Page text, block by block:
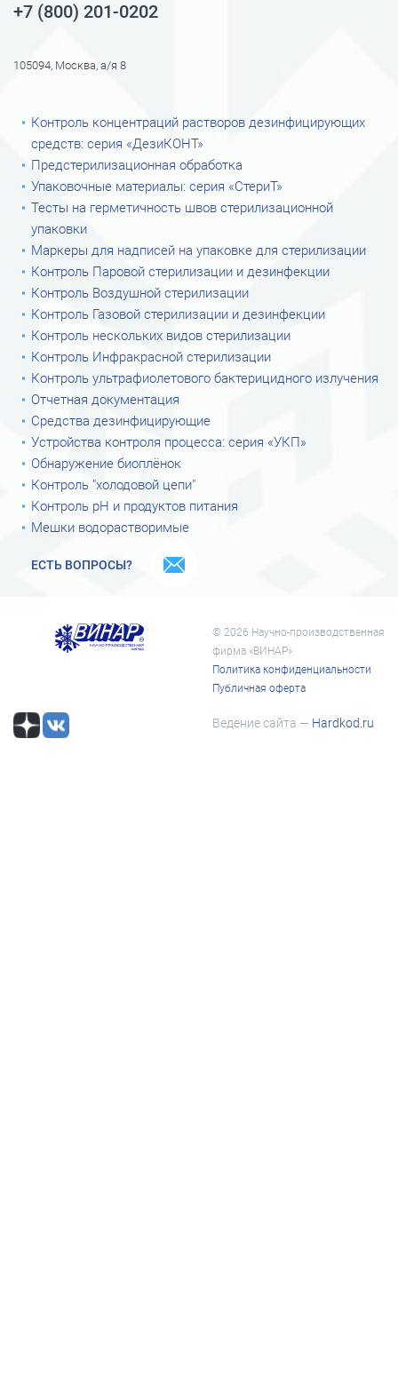
+7 (800) 201-0202
105094, Москва, а/я 8
Контроль концентраций растворов дезинфицирующих
средств: серия «ДезиКОНТ»
Предстерилизационная обработка
Упаковочные материалы: серия «СтериТ»
Тесты на герметичность швов стерилизационной
упаковки
Маркеры для надписей на упаковке для стерилизации
Контроль Паровой стерилизации и дезинфекции
Контроль Воздушной стерилизации
Контроль Газовой стерилизации и дезинфекции
Контроль нескольких видов стерилизации
Контроль Инфракрасной стерилизации
Контроль ультрафиолетового бактерицидного излучения
Отчетная документация
Средства дезинфицирующие
Устройства контроля процесса: серия «УКП»
Обнаружение биоплёнок
Контроль "холодовой цепи"
Контроль рН и продуктов питания
Мешки водорастворимые
ЕСТЬ ВОПРОСЫ?
© 2026 Научно-производственная
фирма «ВИНАР»
Политика конфиденциальности
Публичная оферта
Ведение сайта — Hardkod.ru